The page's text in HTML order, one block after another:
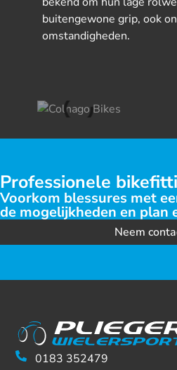
buitengewone grip, ook
omstandigheden.
Professionele
Voorkom blessures met
de mogelijkheden en plan
Neem
0183 352479